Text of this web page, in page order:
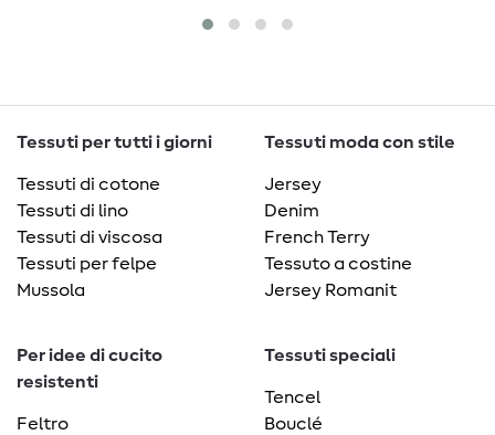
Tessuti per tutti i giorni
Tessuti di cotone
Tessuti di lino
Tessuti di viscosa
Tessuti per felpe
Mussola
Tessuti moda con stile
Jersey
Denim
French Terry
Tessuto a costine
Jersey Romanit
Per idee di cucito
resistenti
Feltro
Tessuti speciali
Tencel
Bouclé